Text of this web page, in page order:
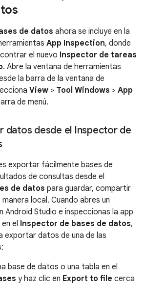
de datos ahora se incluye en la
App Inspection, donde
el nuevo Inspector de tareas
. Abre la ventana de herramientas
la barra de la ventana de
View > Tool Windows > App
de menú.
datos desde el Inspector de
exportar fácilmente bases de
de consultas desde el
de datos para guardar, compartir
local. Cuando abres un
Android Studio e inspeccionas la app
el Inspector de bases de datos,
exportar datos de una de las
base de datos o una tabla en el
y haz clic en Export to file cerca